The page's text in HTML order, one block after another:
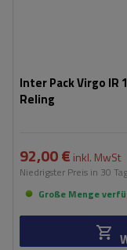
Inter Pack Virgo
Reling
92,00 € inkl. MwSt
Niedrigster Preis in 30
Große Menge